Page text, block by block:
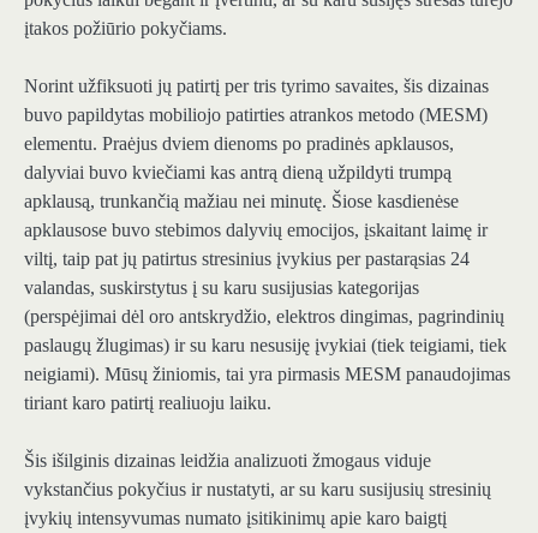
įtakos požiūrio pokyčiams.
Norint užfiksuoti jų patirtį per tris tyrimo savaites, šis dizainas
buvo papildytas mobiliojo patirties atrankos metodo (MESM)
elementu. Praėjus dviem dienoms po pradinės apklausos,
dalyviai buvo kviečiami kas antrą dieną užpildyti trumpą
apklausą, trunkančią mažiau nei minutę. Šiose kasdienėse
apklausose buvo stebimos dalyvių emocijos, įskaitant laimę ir
viltį, taip pat jų patirtus stresinius įvykius per pastarąsias 24
valandas, suskirstytus į su karu susijusias kategorijas
(perspėjimai dėl oro antskrydžio, elektros dingimas, pagrindinių
paslaugų žlugimas) ir su karu nesusiję įvykiai (tiek teigiami, tiek
neigiami). Mūsų žiniomis, tai yra pirmasis MESM panaudojimas
tiriant karo patirtį realiuoju laiku.
Šis išilginis dizainas leidžia analizuoti žmogaus viduje
vykstančius pokyčius ir nustatyti, ar su karu susijusių stresinių
įvykių intensyvumas numato įsitikinimų apie karo baigtį